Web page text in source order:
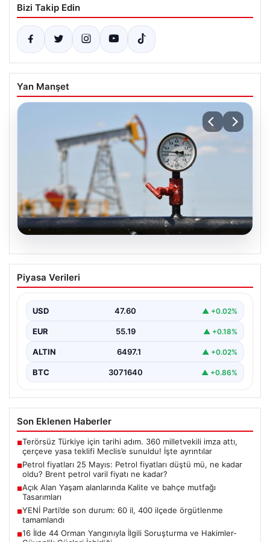
Bizi Takip Edin
Yan Manşet
05.08.2026
Petrol fiyatları 25 Mayıs: Petrol fiyatları
düştü mü, ne kadar oldu? Brent petrol
Piyasa Verileri
USD 47.60 ▲ +0.02%
EUR 55.19 ▲ +0.18%
ALTIN 6497.1 ▲ +0.02%
BTC 3071640 ▲ +0.86%
Son Eklenen Haberler
■Terörsüz Türkiye için tarihi adım. 360 milletvekili imza attı,
çerçeve yasa teklifi Meclis’e sunuldu! İşte ayrıntılar
■Petrol fiyatları 25 Mayıs: Petrol fiyatları düştü mü, ne kadar
oldu? Brent petrol varil fiyatı ne kadar?
■Açık Alan Yaşam alanlarında Kalite ve bahçe mutfağı
Tasarımları
■YENİ Parti’de son durum: 60 il, 400 ilçede örgütlenme
tamamlandı
■16 İlde 44 Orman Yangınıyla İlgili Soruşturma ve Hakimler-